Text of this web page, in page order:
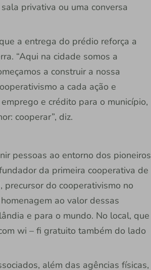
privativa ou uma conversa
a entrega do prédio reforça a
“Aqui na cidade somos a
a construir a nossa
a cada ação e
e crédito para o município,
cooperar”, diz.
pessoas ao entorno dos pioneiros
da primeira cooperativa de
do cooperativismo no
ao valor dessas
e para o mundo. No local, que
wi – fi gratuito também do lado
além das agências físicas,